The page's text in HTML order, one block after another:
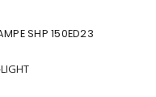
SHP 150ED23